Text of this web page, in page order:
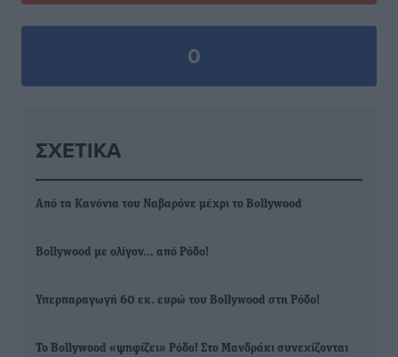
0
ΣΧΕΤΙΚΆ
Aπό τα Κανόνια του Ναβαρόνε μέχρι το Bollywood
Bollywood με ολίγον… από Ρόδο!
Υπερπαραγωγή 60 εκ. ευρώ του Bollywood στη Ρόδο!
Το Bollywood «ψηφίζει» Ρόδο! Στο Μανδράκι συνεχίζονται